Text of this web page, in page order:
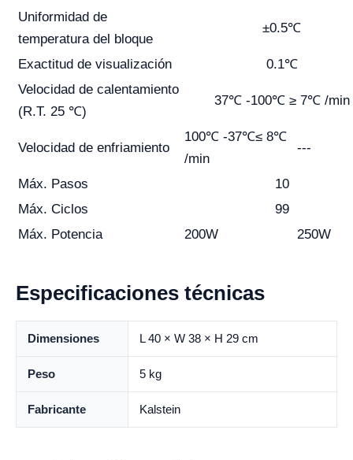
Uniformidad de
temperatura del bloque
±0.5℃
Exactitud de visualización
0.1℃
Velocidad de calentamiento
(R.T. 25 ℃)
37℃ -100℃ ≥ 7℃ /min
Velocidad de enfriamiento
100℃ -37℃≤ 8℃
/min
---
Máx. Pasos
10
Máx. Ciclos
99
Máx. Potencia
200W 250W
Especificaciones técnicas
Dimensiones L 40 × W 38 × H 29 cm
Peso 5 kg
Fabricante Kalstein